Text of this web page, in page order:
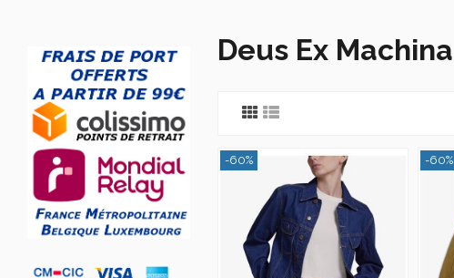
Deus Ex Machina
-60% -60%